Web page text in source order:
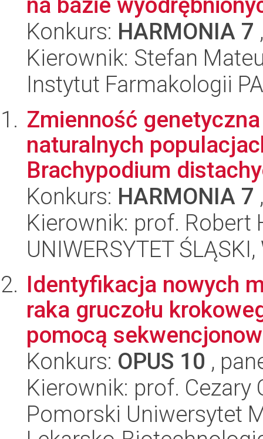
Konkurs: HARMONIA 7
Kierownik: Stefan
Instytut Farmakologii
Zmienność
naturalnych
Brachypodium
Konkurs: HARMONIA 7
Kierownik: prof. Robert
UNIWERSYTET
Identyfikacja nowych
raka gruczołu
pomocą
Konkurs: OPUS 10 ,
Kierownik: prof. Cezary
Pomorski Uniwersytet